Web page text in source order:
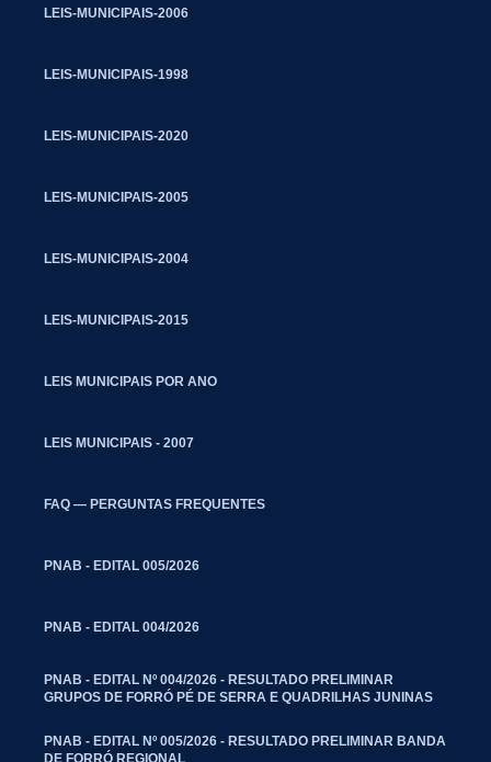
LEIS-MUNICIPAIS-2006
LEIS-MUNICIPAIS-1998
LEIS-MUNICIPAIS-2020
LEIS-MUNICIPAIS-2005
LEIS-MUNICIPAIS-2004
LEIS-MUNICIPAIS-2015
LEIS MUNICIPAIS POR ANO
LEIS MUNICIPAIS - 2007
FAQ — PERGUNTAS FREQUENTES
PNAB - EDITAL 005/2026
PNAB - EDITAL 004/2026
PNAB - EDITAL Nº 004/2026 - RESULTADO PRELIMINAR
GRUPOS DE FORRÓ PÉ DE SERRA E QUADRILHAS JUNINAS
PNAB - EDITAL Nº 005/2026 - RESULTADO PRELIMINAR BANDA
DE FORRÓ REGIONAL